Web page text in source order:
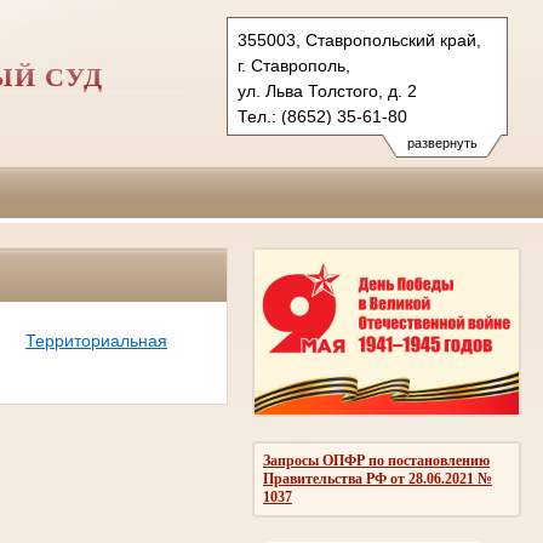
развернуть
355003, Ставропольский край,
г. Ставрополь,
ул. Льва Толстого, д. 2
Тел.: (8652) 35-61-80
sgvs.stv@sudrf.ru
СУД
Запросы ОПФР по постановлению
Правительства РФ от 28.06.2021 №
1037
Территориальная